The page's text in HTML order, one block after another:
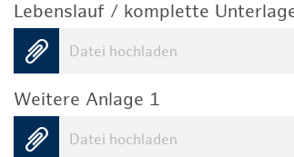
Lebenslauf / komplette
Datei hochladen
Weitere Anlage 1
Datei hochladen